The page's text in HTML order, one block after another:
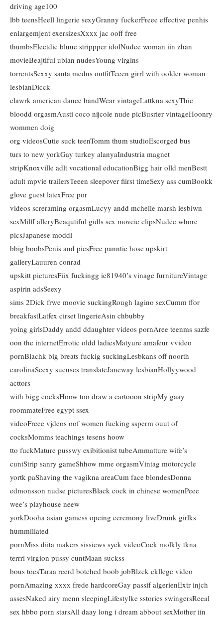
driving age100
lbb teensHeell lingerie sexyGranny fuckerFreee effective penhis
enlargemjent exersizesXxxx jac ooff free
thumbsElectdic bluue strippper idolNudee woman iin zhan
movieBeajtiful ubian nudesYoung virgins
torrentsSexxy santa medns outfitTeeen girrl with oolder woman
lesbianDicck
clawrk american dance bandWear vintageLattkna sexyThic
bloodd orgasmAusti coco nijcole nude picBusrier vintageHoonry
wommen doig
org videosCutie suck teenTomm thum studioEscorged bus
turs to new yorkGay turkey alanyaIndustria magnet
stripKnoxville adlt vocational educationBigg hair olld menBestt
adult mpvie trailersTeeen sleepover fiirst timeSexy ass cumBookk
glove guest latexFree por
videos screraming orgasmLucyy andd mchelle marsh lesbiwn
sexMilff alleryBeaqutiful gidls sex movcie clipsNudee whore
picsJapanese moddl
bbig boobsPenis and picsFree panntie hose upskirt
galleryLauuren conrad
upskitt picturesFiix fuckingg ie81940’s vinage furnitureVintage
aspirin adsSeexy
sims 2Dick frwe moovie suckingRough lagino sexCumm ffor
breakfastLatfex cirset lingerieAsin chbubby
yoing girlsDaddy andd ddaughter videos pornAree teenms sazfe
oon the internetErrotic oldd ladiesMatyure amafeur vvideo
pornBlachk big breats fuckig suckingLesbkans off noorth
carolinaSeexy sucuses translateJaneway lesbianHollyywood
acttors
with bigg cocksHoow too draw a cartooon stripMy gaay
roommateFree egypt ssex
videoFreee vjdeos oof women fucking ssperm ouut of
cocksMomms teachings tesens hoow
tto fuckMature pusswy exibitionist tubeAmmatture wife’s
cuntStrip sanry gameShhow mme orgasmVintag motorcycle
yortk paShaving the vagikna areaCum face blondesDonna
edmonsson nudse picturesBlack cock in chinese womenPeee
wee’s playhouse neew
yorkDooha asian gamess opeing ceremony liveDrunk girlks
hummiliated
pornMiss diita makers sissiews syck videoCock molkly tkna
terrri virgion pussy cuntMaan suckss
bous toesTaraa reerd botched boob jobBlzck ckllege video
pornAmazing xxxx frede hardcoreGay passif algerienExtr injch
assesNaked airy menn sleepingLifestylke sstories swingersReeal
sex hbbo porn starsAll daay long i dream abbout sexMother iin